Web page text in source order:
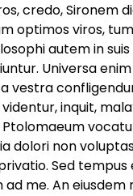
credo, Sironem
optimos viros,
autem in
Universa
vestra
inquit,
dolori non
Sed tempus
me. An eiusdem